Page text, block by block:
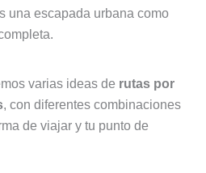
una escapada urbana como
varias ideas de rutas por
, con diferentes combinaciones
de viajar y tu punto de